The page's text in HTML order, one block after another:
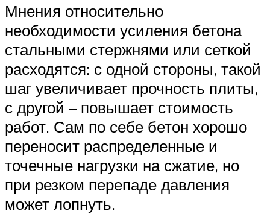
Мнения относительно
необходимости усиления бетона
стальными стержнями или сеткой
расходятся: с одной стороны, такой
шаг увеличивает прочность плиты,
с другой – повышает стоимость
работ. Сам по себе бетон хорошо
переносит распределенные и
точечные нагрузки на сжатие, но
при резком перепаде давления
может лопнуть.